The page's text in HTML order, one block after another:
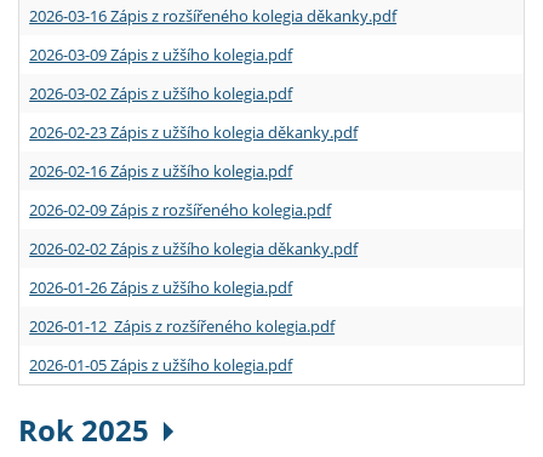
2026-03-16 Zápis z rozšířeného kolegia děkanky.pdf
2026-03-09 Zápis z užšího kolegia.pdf
2026-03-02 Zápis z užšího kolegia.pdf
2026-02-23 Zápis z užšího kolegia děkanky.pdf
2026-02-16 Zápis z užšího kolegia.pdf
2026-02-09 Zápis z rozšířeného kolegia.pdf
2026-02-02 Zápis z užšího kolegia děkanky.pdf
2026-01-26 Zápis z užšího kolegia.pdf
2026-01-12 Zápis z rozšířeného kolegia.pdf
2026-01-05 Zápis z užšího kolegia.pdf
Rok 2025